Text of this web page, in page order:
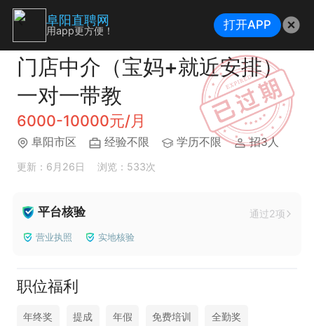
门店中介（宝妈+就近安排）
一对一带教
6000-10000元/月
阜阳市区 经验不限 学历不限 招3人
更新：6月26日 浏览：533次
平台核验 通过2项
营业执照 实地核验
职位福利
年终奖 提成 年假 免费培训 全勤奖
阜阳直聘网
用app更方便！ 打开APP